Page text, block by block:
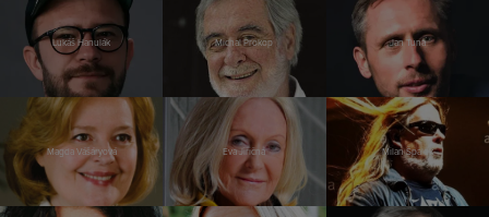
Lukáš Hanulák Michal Prokop Jan Tuna
Magda Vášáryová Eva Jiřičná Milan Špalek